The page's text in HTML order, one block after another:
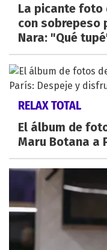
La picante foto
con sobrepeso
Nara: "Qué
RELAX TOTAL
El álbum de
Maru Botana a